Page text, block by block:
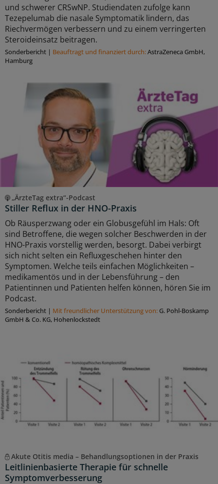
und schwerer CRSwNP. Studiendaten zufolge kann
Tezepelumab die nasale Symptomatik lindern, das
Riechvermögen verbessern und zu einem verringerten
Steroideinsatz beitragen.
Sonderbericht | Beauftragt und ﬁnanziert durch:AstraZeneca GmbH,
Hamburg
„ÄrzteTag extra“-Podcast
Stiller Reflux in der HNO-Praxis
Ob Räusperzwang oder ein Globusgefühl im Hals: Oft
sind Betroffene, die wegen solcher Beschwerden in der
HNO-Praxis vorstellig werden, besorgt. Dabei verbirgt
sich nicht selten ein Refluxgeschehen hinter den
Symptomen. Welche teils einfachen Möglichkeiten –
medikamentös und in der Lebensführung – den
Patientinnen und Patienten helfen können, hören Sie im
Podcast.
Sonderbericht | Mit freundlicher Unterstützung von: G. Pohl-Boskamp
GmbH & Co. KG, Hohenlockstedt
Akute Otitis media – Behandlungsoptionen in der Praxis
Leitlinienbasierte Therapie für schnelle
Symptomverbesserung